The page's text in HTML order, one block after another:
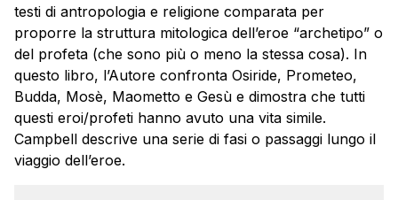
testi di antropologia e religione comparata per
proporre la struttura mitologica dell’eroe “archetipo” o
del profeta (che sono più o meno la stessa cosa). In
questo libro, l’Autore confronta Osiride, Prometeo,
Budda, Mosè, Maometto e Gesù e dimostra che tutti
questi eroi/profeti hanno avuto una vita simile.
Campbell descrive una serie di fasi o passaggi lungo il
viaggio dell’eroe.